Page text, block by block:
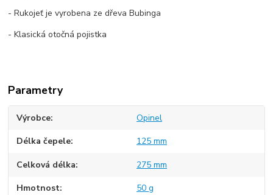
- Rukojeť je vyrobena ze dřeva Bubinga
- Klasická otočná pojistka
Parametry
Výrobce Opinel
Délka čepele 125 mm
Celková délka 275 mm
Hmotnost 50 g